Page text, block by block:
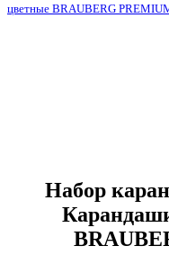
цветные BRAUBERG
Набор